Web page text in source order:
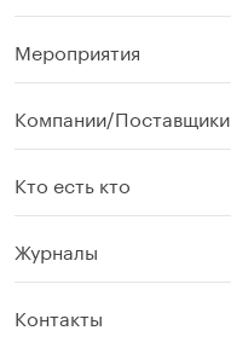
Мероприятия
Компании/Поставщики
Кто есть кто
Журналы
Контакты